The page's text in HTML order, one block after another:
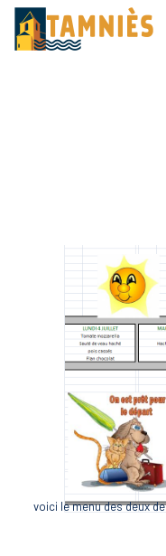
voici le menu des deux